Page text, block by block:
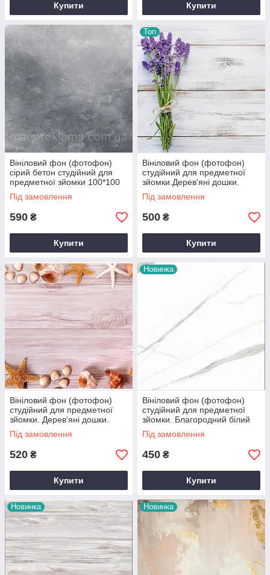
Купити Купити
Вініловий фон (фотофон)
сірий бетон студійний для
предметної зйомки 100*100
см.
Під замовлення
590 ₴
Купити
Топ
Вініловий фон (фотофон)
студійний для предметної
зйомки.Дерев'яні дошки.
Лаванда. Білий
Під замовлення
500 ₴
Купити
Вініловий фон (фотофон)
студійний для предметної
зйомки. Дерев'яні дошки.
Рожевий
Під замовлення
520 ₴
Купити
Новинка
Вініловий фон (фотофон)
студійний для предметної
зйомки. Благородний білий
мармур
Під замовлення
450 ₴
Купити
Новинка Новинка